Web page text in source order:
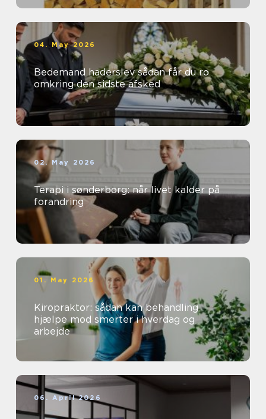
04. May 2026
Bedemand haderslev sådan får du ro
omkring den sidste afsked
02. May 2026
Terapi i sønderborg: når livet kalder på
forandring
01. May 2026
Kiropraktor: sådan kan behandling
hjælpe mod smerter i hverdag og
arbejde
06. April 2026